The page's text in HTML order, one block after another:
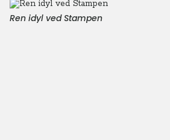
Ren idyl ved Stampen